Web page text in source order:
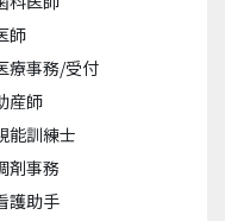
師
療事務/受付
産師
能訓練士
剤事務
護助手